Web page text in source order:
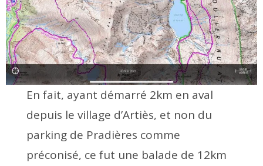
En fait, ayant démarré 2km en aval
depuis le village d’Artiès, et non du
parking de Pradières comme
préconisé, ce fut une balade de 12km